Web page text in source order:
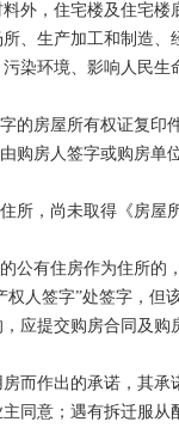
登记机关办理迁档
商登记机关按上述规
设立的公司申请住
委托代理人的证明
领取。
纸。
交复印件的，应当
签字。
外，住宅楼及住宅楼
、生产加工和制造、
染环境、影响人民生
的房屋所有权证复印件
购房人签字或购房单
所，尚未取得《房屋
公有住房作为住所的
人签字”处签字，但
应提交购房合同及购
而作出的承诺，其
同意；遇有拆迁服从